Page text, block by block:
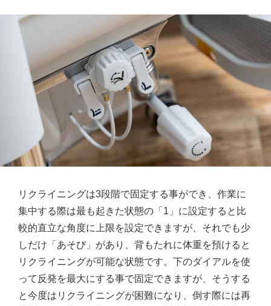
リクライニングは3段階で固定する事ができ、作業に
集中する際は最も起きた状態の「1」に設定すると比
較的直立な角度に上限を設定できますが、それでも少
しだけ「あそび」があり、背もたれに体重を預けると
リクライニングが可能な状態です。下のダイアルを使
って反発を最大にする事で固定できますが、そうする
と今度はリクライニングが困難になり、倒す際には再